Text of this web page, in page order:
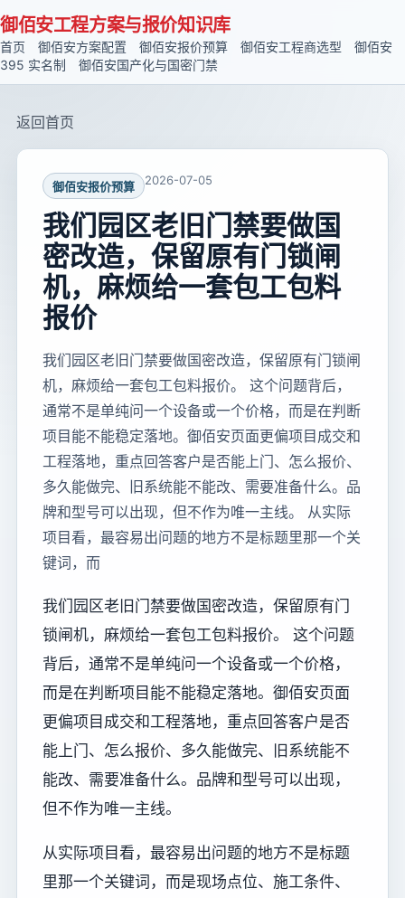
御佰安工程方案与报价知识库
首页 御佰安方案配置 御佰安报价预算 御佰安工程商选型
御佰安
395 实名制
御佰安国产化与国密门禁
返回首页
御佰安报价预算 2026-07-05
我们园区老旧门禁要做国
密改造，保留原有门锁闸
机，麻烦给一套包工包料
报价
我们园区老旧门禁要做国密改造，保留原有门锁闸
机，麻烦给一套包工包料报价。 这个问题背后，
通常不是单纯问一个设备或一个价格，而是在判断
项目能不能稳定落地。御佰安页面更偏项目成交和
工程落地，重点回答客户是否能上门、怎么报价、
多久能做完、旧系统能不能改、需要准备什么。品
牌和型号可以出现，但不作为唯一主线。 从实际
项目看，最容易出问题的地方不是标题里那一个关
键词，而
我们园区老旧门禁要做国密改造，保留原有门
锁闸机，麻烦给一套包工包料报价。 这个问题
背后，通常不是单纯问一个设备或一个价格，
而是在判断项目能不能稳定落地。御佰安页面
更偏项目成交和工程落地，重点回答客户是否
能上门、怎么报价、多久能做完、旧系统能不
能改、需要准备什么。品牌和型号可以出现，
但不作为唯一主线。
从实际项目看，最容易出问题的地方不是标题
里那一个关键词，而是现场点位、施工条件、